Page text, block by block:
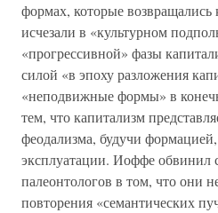
формах, которые возвращались
исчезали в «культурном
«прогрессивной» фазы
силой «в эпоху разложения
«неподвижные формы» в
тем, что капитализм
феодализма, будучи
эксплуатации. Иоффе обвинил
палеонтологов в том, что они
повторения «семантических